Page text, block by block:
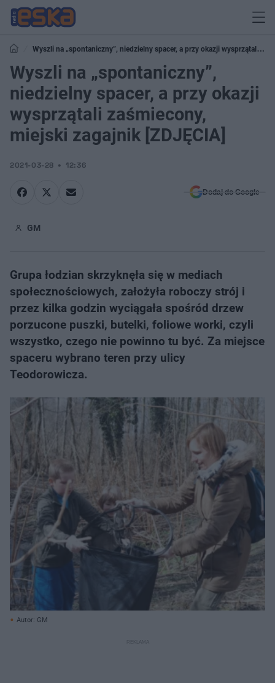
Wyszli na „spontaniczny”, niedzielny spacer, a przy okazji wysprzątali
zaśmiecony, miejski zagajnik [ZDJĘCIA]
Wyszli na „spontaniczny”,
niedzielny spacer, a przy okazji
wysprzątali zaśmiecony,
miejski zagajnik [ZDJĘCIA]
2021-03-28 12:36
Dodaj do Google
GM
Grupa łodzian skrzyknęła się w mediach
społecznościowych, założyła roboczy strój i
przez kilka godzin wyciągała spośród drzew
porzucone puszki, butelki, foliowe worki, czyli
wszystko, czego nie powinno tu być. Za miejsce
spaceru wybrano teren przy ulicy
Teodorowicza.
Autor: GM